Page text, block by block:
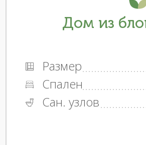
Дом из
Размер
Спален
Сан. узлов